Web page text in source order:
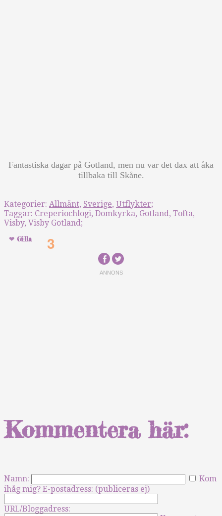
Fantastiska dagar på Gotland, men nu var det dax att åka
tillbaka till Skåne.
Kategorier: Allmänt, Sverige, Utflykter;
Taggar: Creperiochlogi, Domkyrka, Gotland, Tofta,
Visby, Visby Gotland;
3
Gilla
Kommentera här:
Namn:
Kom
ihåg mig? E-postadress: (publiceras ej)
URL/Bloggadress: